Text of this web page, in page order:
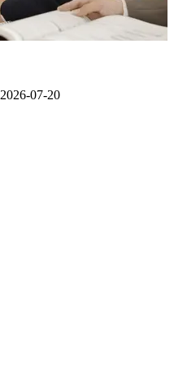
2026-07-20